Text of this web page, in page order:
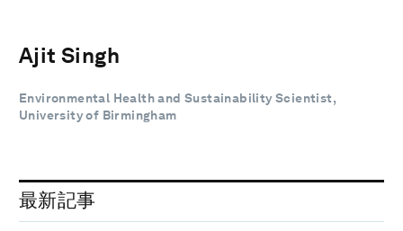
Ajit Singh
Environmental Health and Sustainability Scientist,
University of Birmingham
最新記事